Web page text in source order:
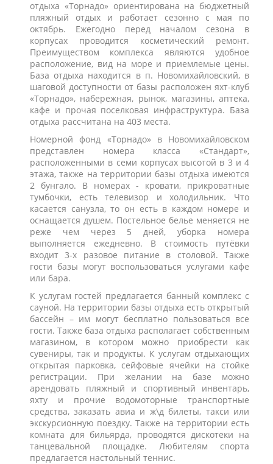
отдыха «Торнадо» ориентирована на бюджетный
пляжный отдых и работает сезонно с мая по
октябрь. Ежегодно перед началом сезона в
корпусах проводится косметический ремонт.
Преимуществом комплекса являются удобное
расположение, вид на море и приемлемые цены.
База отдыха находится в п. Новомихайловский, в
шаговой доступности от базы расположен яхт-клуб
«Торнадо», набережная, рынок, магазины, аптека,
кафе и прочая поселковая инфраструктура. База
отдыха рассчитана на 403 места.
Номерной фонд «Торнадо» в Новомихайловском
представлен номера класса «Стандарт»,
расположенными в семи корпусах высотой в 3 и 4
этажа, также на территории базы отдыха имеются
2 бунгало. В номерах - кровати, прикроватные
тумбочки, есть телевизор и холодильник. Что
касается санузла, то он есть в каждом номере и
оснащается душем. Постельное белье меняется не
реже чем через 5 дней, уборка номера
выполняется ежедневно. В стоимость путёвки
входит 3-х разовое питание в столовой. Также
гости базы могут воспользоваться услугами кафе
или бара.
К услугам гостей предлагается банный комплекс с
сауной. На территории базы отдыха есть открытый
бассейн – им могут бесплатно пользоваться все
гости. Также база отдыха располагает собственным
магазином, в котором можно приобрести как
сувениры, так и продукты. К услугам отдыхающих
открытая парковка, сейфовые ячейки на стойке
регистрации. При желании на базе можно
арендовать пляжный и спортивный инвентарь,
яхту и прочие водомоторные транспортные
средства, заказать авиа и ж\д билеты, такси или
экскурсионную поездку. Также на территории есть
комната для бильярда, проводятся дискотеки на
танцевальной площадке. Любителям спорта
предлагается настольный теннис.